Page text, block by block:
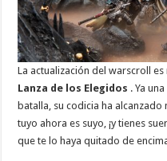
La actualización del warscroll
Lanza de los Elegidos . Ya
batalla, su codicia ha alcanzado
tuyo ahora es suyo, ¡y tienes
que te lo haya quitado de